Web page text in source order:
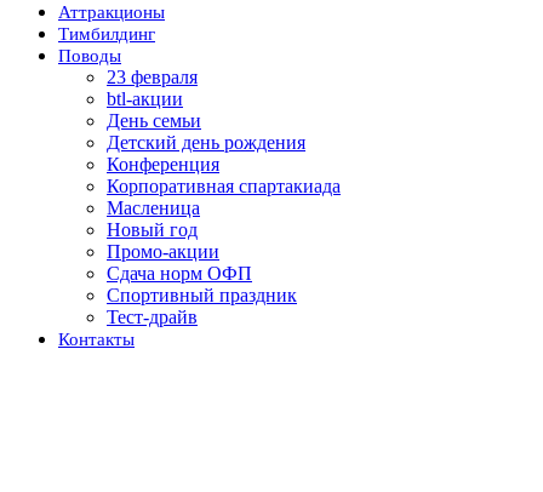
Аттракционы
Тимбилдинг
Поводы
23 февраля
btl-акции
День семьи
Детский день рождения
Конференция
Корпоративная спартакиада
Масленица
Новый год
Промо-акции
Сдача норм ОФП
Спортивный праздник
Тест-драйв
Контакты